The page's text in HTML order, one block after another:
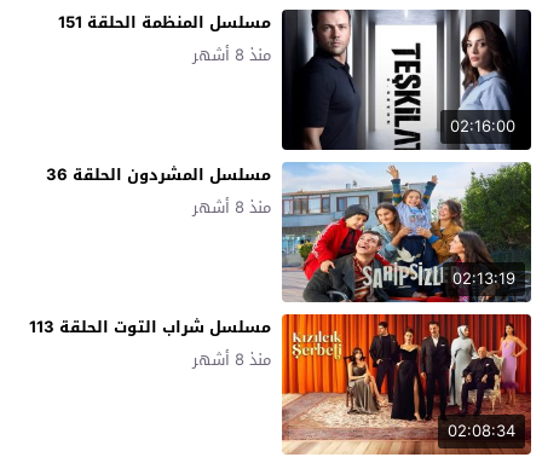
02:16:00
مسلسل المنظمة الحلقة 151
منذ 8 أشهر
02:13:19
مسلسل المشردون الحلقة 36
منذ 8 أشهر
02:08:34
مسلسل شراب التوت الحلقة 113
منذ 8 أشهر